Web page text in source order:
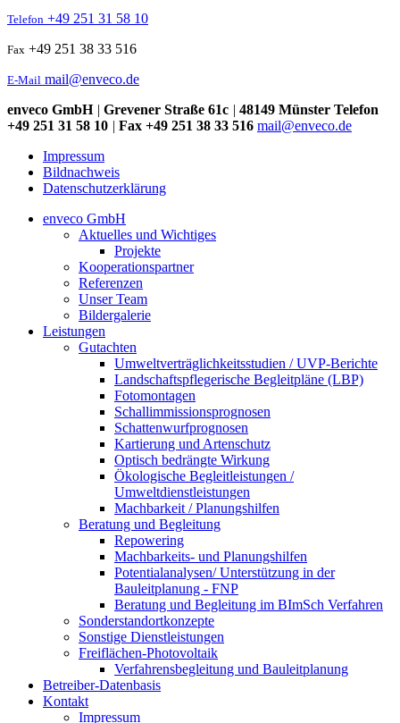
Telefon +49 251 31 58 10
Fax +49 251 38 33 516
E-Mail mail@enveco.de
enveco GmbH| Grevener Straße 61c | 48149 Münster Telefon
+49 251 31 58 10 | Fax +49 251 38 33 516 mail@enveco.de
Impressum
Bildnachweis
Datenschutzerklärung
enveco GmbH
Aktuelles und Wichtiges
Projekte
Kooperationspartner
Referenzen
Unser Team
Bildergalerie
Leistungen
Gutachten
Umweltverträglichkeitsstudien / UVP-Berichte
Landschaftspflegerische Begleitpläne (LBP)
Fotomontagen
Schallimmissionsprognosen
Schattenwurfprognosen
Kartierung und Artenschutz
Optisch bedrängte Wirkung
Ökologische Begleitleistungen /
Umweltdienstleistungen
Machbarkeit / Planungshilfen
Beratung und Begleitung
Repowering
Machbarkeits- und Planungshilfen
Potentialanalysen/ Unterstützung in der
Bauleitplanung - FNP
Beratung und Begleitung im BImSch Verfahren
Sonderstandortkonzepte
Sonstige Dienstleistungen
Freiflächen-Photovoltaik
Verfahrensbegleitung und Bauleitplanung
Betreiber-Datenbasis
Kontakt
Impressum